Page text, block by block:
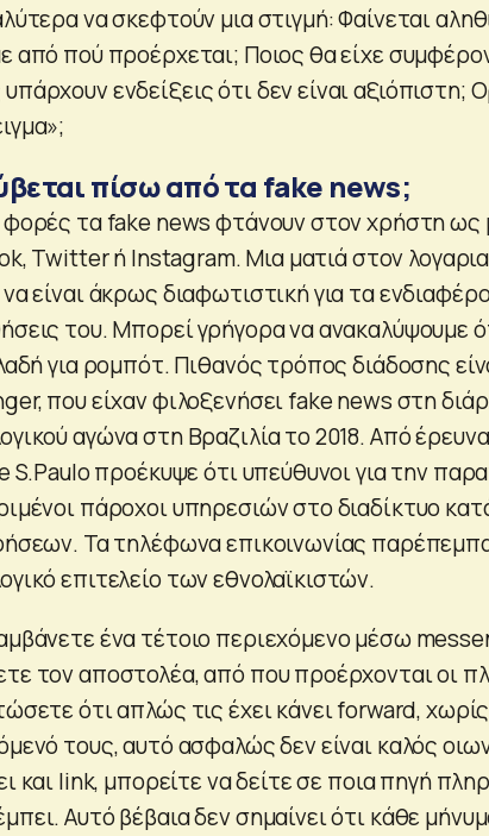
να σκεφτούν μια στιγμή: Φαίνεται
από πού προέρχεται; Ποιος θα είχε
ενδείξεις ότι δεν είναι αξιόπιστη;
πίσω από τα fake news;
φορές τα fake news φτάνουν στον χρήστη
Twitter ή Instagram. Μια ματιά στον
είναι άκρως διαφωτιστική για τα
του. Μπορεί γρήγορα να ανακαλύψουμε
για ρομπότ. Πιθανός τρόπος διάδοσης
που είχαν φιλοξενήσει fake news στη
αγώνα στη Βραζιλία το 2018. Από
S.Paulo προέκυψε ότι υπεύθυνοι για την
πάροχοι υπηρεσιών στο διαδίκτυο
Τα τηλέφωνα επικοινωνίας
επιτελείο των εθνολαϊκιστών.
ένα τέτοιο περιεχόμενο μέσω
τον αποστολέα, από που προέρχονται οι
ότι απλώς τις έχει κάνει forward, χωρίς
τους, αυτό ασφαλώς δεν είναι καλός
και link, μπορείτε να δείτε σε ποια πηγή
Αυτό βέβαια δεν σημαίνει ότι κάθε